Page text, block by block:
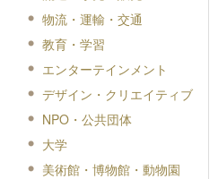
物流・運輸・交通
教育・学習
エンターテインメント
デザイン・クリエイティブ
NPO・公共団体
大学
美術館・博物館・動物園